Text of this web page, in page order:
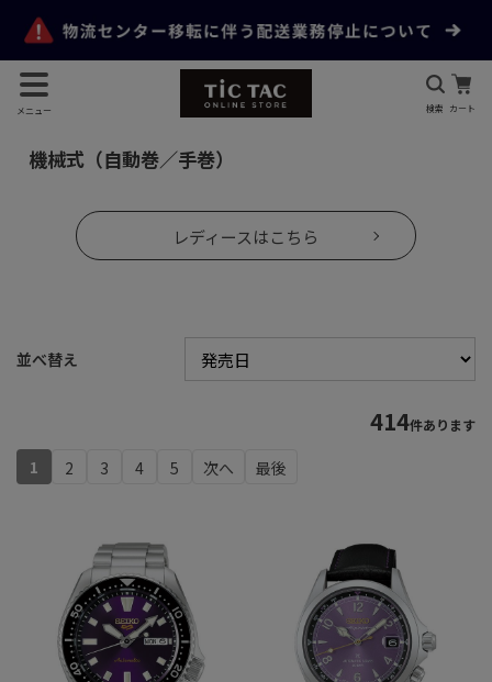
メニュー 検索 カート
機械式（自動巻／手巻）
レディースはこちら
並べ替え
414件あります
1 2 3 4 5